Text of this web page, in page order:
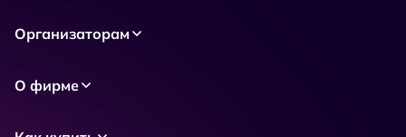
Организаторам
О фирме